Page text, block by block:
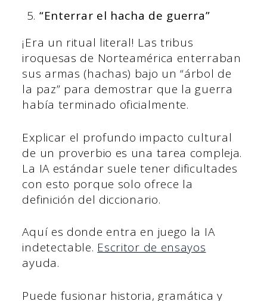
“Enterrar el hacha de guerra”
¡Era un ritual literal! Las tribus
iroquesas de Norteamérica enterraban
sus armas (hachas) bajo un “árbol de
la paz” para demostrar que la guerra
había terminado oficialmente.
Explicar el profundo impacto cultural
de un proverbio es una tarea compleja.
La IA estándar suele tener dificultades
con esto porque solo ofrece la
definición del diccionario.
Aquí es donde entra en juego la IA
indetectable. Escritor de ensayos
ayuda.
Puede fusionar historia, gramática y